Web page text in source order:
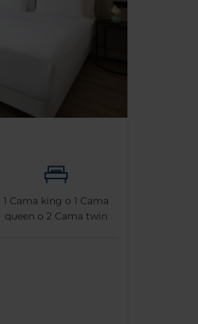
1 Cama king o 1 Cama
queen o 2 Cama twin